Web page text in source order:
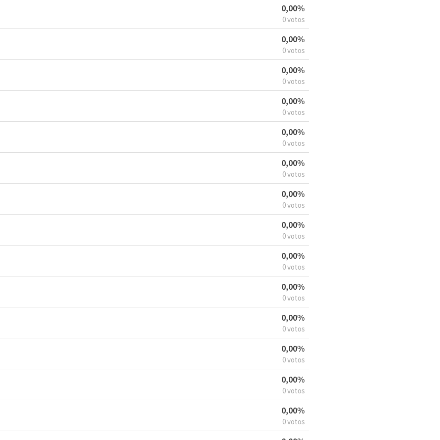
0,00%
0 votos
0,00%
0 votos
0,00%
0 votos
0,00%
0 votos
0,00%
0 votos
0,00%
0 votos
0,00%
0 votos
0,00%
0 votos
0,00%
0 votos
0,00%
0 votos
0,00%
0 votos
0,00%
0 votos
0,00%
0 votos
0,00%
0 votos